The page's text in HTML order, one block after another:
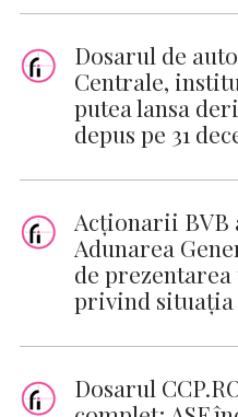
Dosarul de
Centrale,
putea lansa
depus pe 31
Acționarii BVB
Adunarea
de
privind situația
Dosarul